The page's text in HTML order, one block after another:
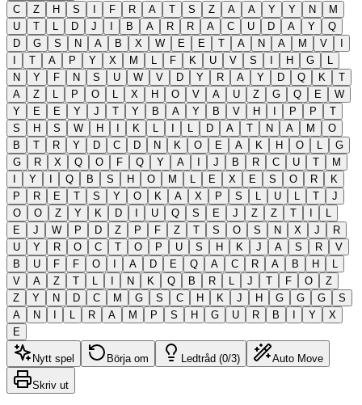
C
Z H S I F R A T S Z A A Y Y N
M
U
T L D J I B A R R A C U D A Y
Q
D
G S N A B X W E E T A N A M V
I
I
T A P Y X M L F K U V S I H G
L
N
Y F N S U W V D Y R A Y D Q K
T
A
Z L P O L X H O V A U Z G Q E
W
Y
E E Y J T Y B A Y B V H I P P
T
S
H S W H I K L I L D A T N A M
O
B
T R Y D C D N K O E A K H O L
G
G
R X Q O F Q Y A I J B R C U T
M
I
Y I Q B S H O M L E X E S O R
K
P
R E T S Y O K A X P S L U L T
J
O
O Z Y K D I U Q S E J Z Z T I
L
E
J W P D Z P F Z T S O S N X J
R
U
Y R O C T O P U S H K J A S R
V
B
U F F O I A D E Q A C R A B H
L
V
A Z T L I N K Q B R L J T F O
Z
Z
Y N D C M G S C H K J H G G G
S
A
N I L R A M P S H G U R B I Y
X
E
Nytt spel Börja om Ledtråd (0/3) Auto Move
Skriv ut